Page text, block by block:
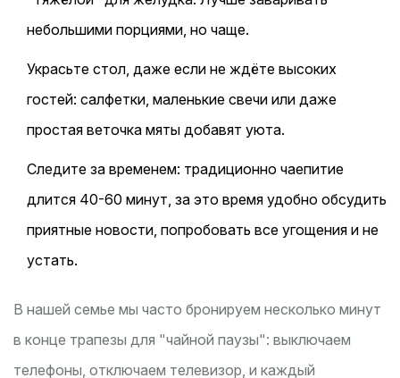
небольшими порциями, но чаще.
Украсьте стол, даже если не ждёте высоких
гостей: салфетки, маленькие свечи или даже
простая веточка мяты добавят уюта.
Следите за временем: традиционно чаепитие
длится 40-60 минут, за это время удобно обсудить
приятные новости, попробовать все угощения и не
устать.
В нашей семье мы часто бронируем несколько минут
в конце трапезы для "чайной паузы": выключаем
телефоны, отключаем телевизор, и каждый